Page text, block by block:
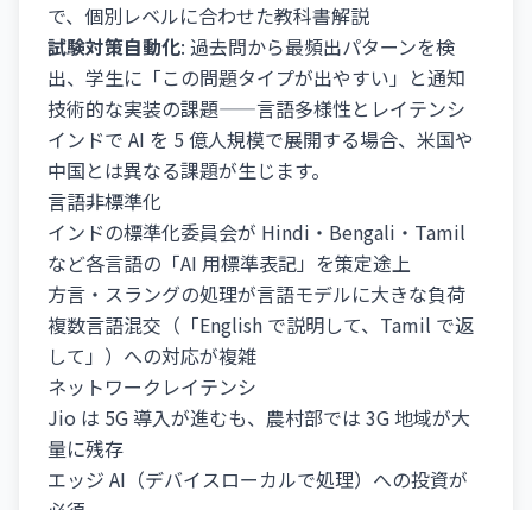
で、個別レベルに合わせた教科書解説
試験対策自動化: 過去問から最頻出パターンを検
出、学生に「この問題タイプが出やすい」と通知
技術的な実装の課題——言語多様性とレイテンシ
インドで AI を 5 億人規模で展開する場合、米国や
中国とは異なる課題が生じます。
言語非標準化
インドの標準化委員会が Hindi・Bengali・Tamil
など各言語の「AI 用標準表記」を策定途上
方言・スラングの処理が言語モデルに大きな負荷
複数言語混交（「English で説明して、Tamil で返
して」）への対応が複雑
ネットワークレイテンシ
Jio は 5G 導入が進むも、農村部では 3G 地域が大
量に残存
エッジ AI（デバイスローカルで処理）への投資が